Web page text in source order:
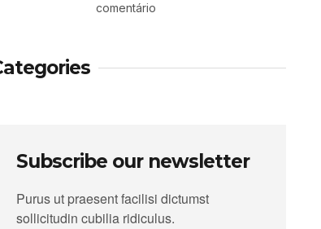
comentário
Subscribe our newsletter
Purus ut praesent facilisi dictumst
sollicitudin cubilia ridiculus.